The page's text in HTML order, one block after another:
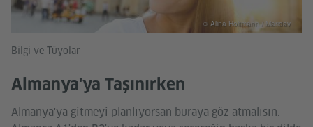
Bilgi ve Tüyolar
Almanya'ya Taşınırken
Almanya'ya gitmeyi planlıyorsan buraya göz atmalısın.
© Alina Holtmann / Maridav